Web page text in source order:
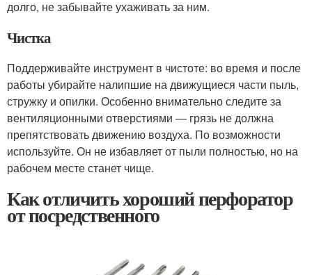
долго, не забывайте ухаживать за ним.
Чистка
Поддерживайте инструмент в чистоте: во время и после
работы убирайте налипшие на движущиеся части пыль,
стружку и опилки. Особенно внимательно следите за
вентиляционными отверстиями — грязь не должна
препятствовать движению воздуха. По возможности
используйте. Он не избавляет от пыли полностью, но на
рабочем месте станет чище.
Как отличить хороший перфоратор
от посредственного